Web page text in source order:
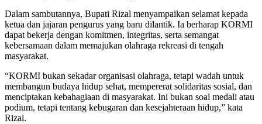
Dalam sambutannya, Bupati Rizal menyampaikan selamat kepada
ketua dan jajaran pengurus yang baru dilantik. Ia berharap KORMI
dapat bekerja dengan komitmen, integritas, serta semangat
kebersamaan dalam memajukan olahraga rekreasi di tengah
masyarakat.
“KORMI bukan sekadar organisasi olahraga, tetapi wadah untuk
membangun budaya hidup sehat, mempererat solidaritas sosial, dan
menciptakan kebahagiaan di masyarakat. Ini bukan soal medali atau
podium, tetapi tentang kebugaran dan kesejahteraan hidup,” kata
Rizal.